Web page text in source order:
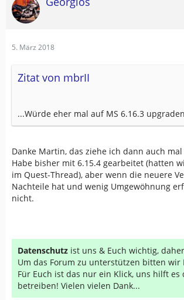
5. März 2018
Zitat von mbrII
...Würde eher mal auf MS 6.16.3
Danke Martin, das ziehe ich dann auch
Habe bisher mit 6.15.4 gearbeitet (hatten
im Quest-Thread), aber wenn die neuere
Nachteile hat und wenig Umgewöhnung
nicht.
Datenschutz ist uns & Euch wichtig,
Um das Forum zu unterstützen bitten
Für Euch ist das nur ein Klick, uns hilft es
betreiben! Vielen vielen Dank...